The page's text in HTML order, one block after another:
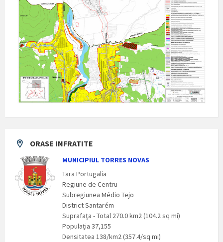
ORASE INFRATITE
MUNICIPIUL TORRES NOVAS
Tara Portugalia
Regiune de Centru
Subregiunea Médio Tejo
District Santarém
Suprafaţa - Total 270.0 km2 (104.2 sq mi)
Populaţia 37,155
Densitatea 138/km2 (357.4/sq mi)